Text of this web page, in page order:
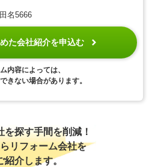
名5666
た会社紹介を申込む
内容によっては、
きない場合があります。
を探す手間を削減！
リフォーム会社を
紹介します。